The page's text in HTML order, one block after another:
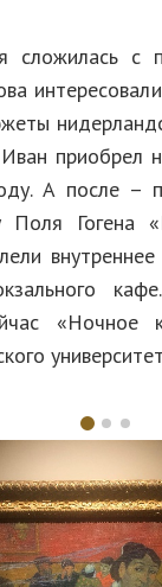
сложилась с
приобрел
А после –
Поля Гогена
«Ночное